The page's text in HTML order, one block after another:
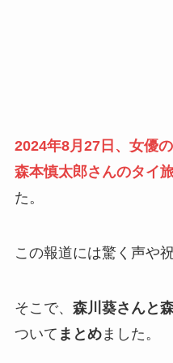
2024年8月27日、女優
森本慎太郎さんのタイ
た。
この報道には驚く声や
そこで、 森川葵さんと
ついて まとめました。